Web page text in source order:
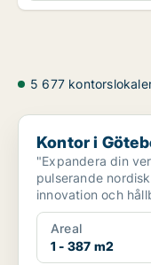
5 677
Kontor i Göteborg
Kontor i
"Expandera din
pulserande
innovation och
historiska sta...
Areal
1 - 387 m2